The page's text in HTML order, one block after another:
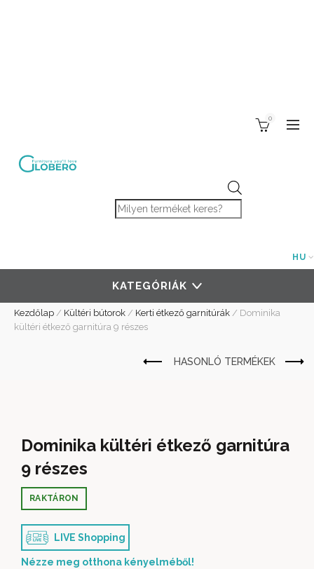
Products search
0
HU
KATEGÓRIÁK
Kezdőlap / Kültéri bútorok / Kerti étkező garnitúrák / Dominika
kültéri étkező garnitúra 9 részes
Dominika kültéri étkező garnitúra
9 részes
RAKTÁRON
LIVE Shopping
Nézze meg otthona kényelméből!